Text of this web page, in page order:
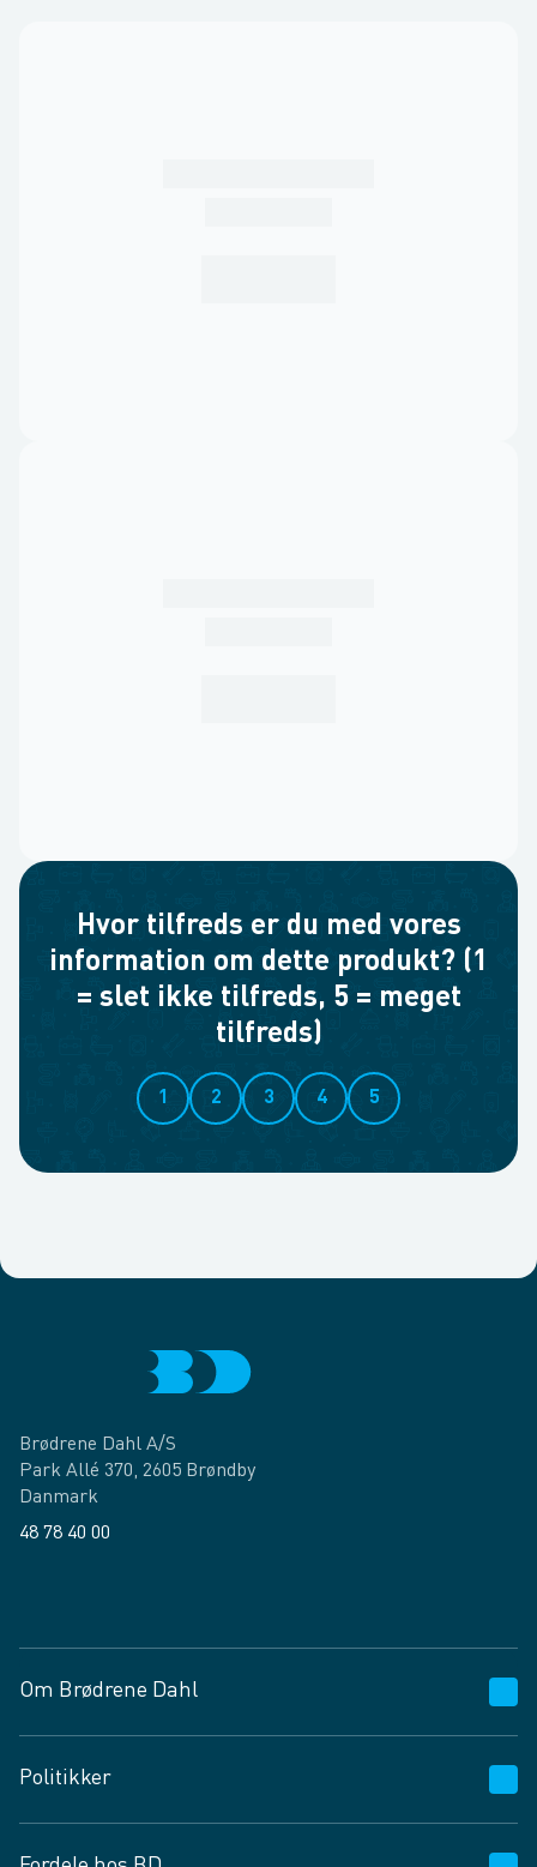
Hvor tilfreds er du med vores
information om dette produkt? (1
= slet ikke tilfreds, 5 = meget
tilfreds)
1 2 3 4 5
Brødrene Dahl A/S
Park Allé 370, 2605 Brøndby
Danmark
48 78 40 00
Om Brødrene Dahl
Vagttelefon 30 10 89 89
Spørgsmål og svar
Politikker